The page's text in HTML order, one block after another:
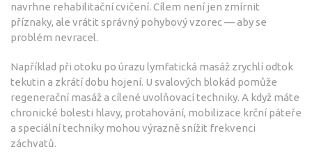
navrhne rehabilitační cvičení. Cílem není jen zmírnit
příznaky, ale vrátit správný pohybový vzorec — aby se
problém nevracel.
Například při otoku po úrazu lymfatická masáž zrychlí odtok
tekutin a zkrátí dobu hojení. U svalových blokád pomůže
regenerační masáž a cílené uvolňovací techniky. A když máte
chronické bolesti hlavy, protahování, mobilizace krční páteře
a speciální techniky mohou výrazně snížit frekvenci
záchvatů.